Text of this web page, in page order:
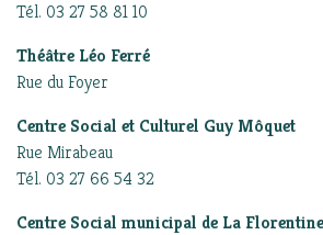
Tél. 03 27 58 81 10
Théâtre Léo Ferré
Rue du Foyer
Centre Social et Culturel Guy Môquet
Rue Mirabeau
Tél. 03 27 66 54 32
Centre Social municipal de La Florentine